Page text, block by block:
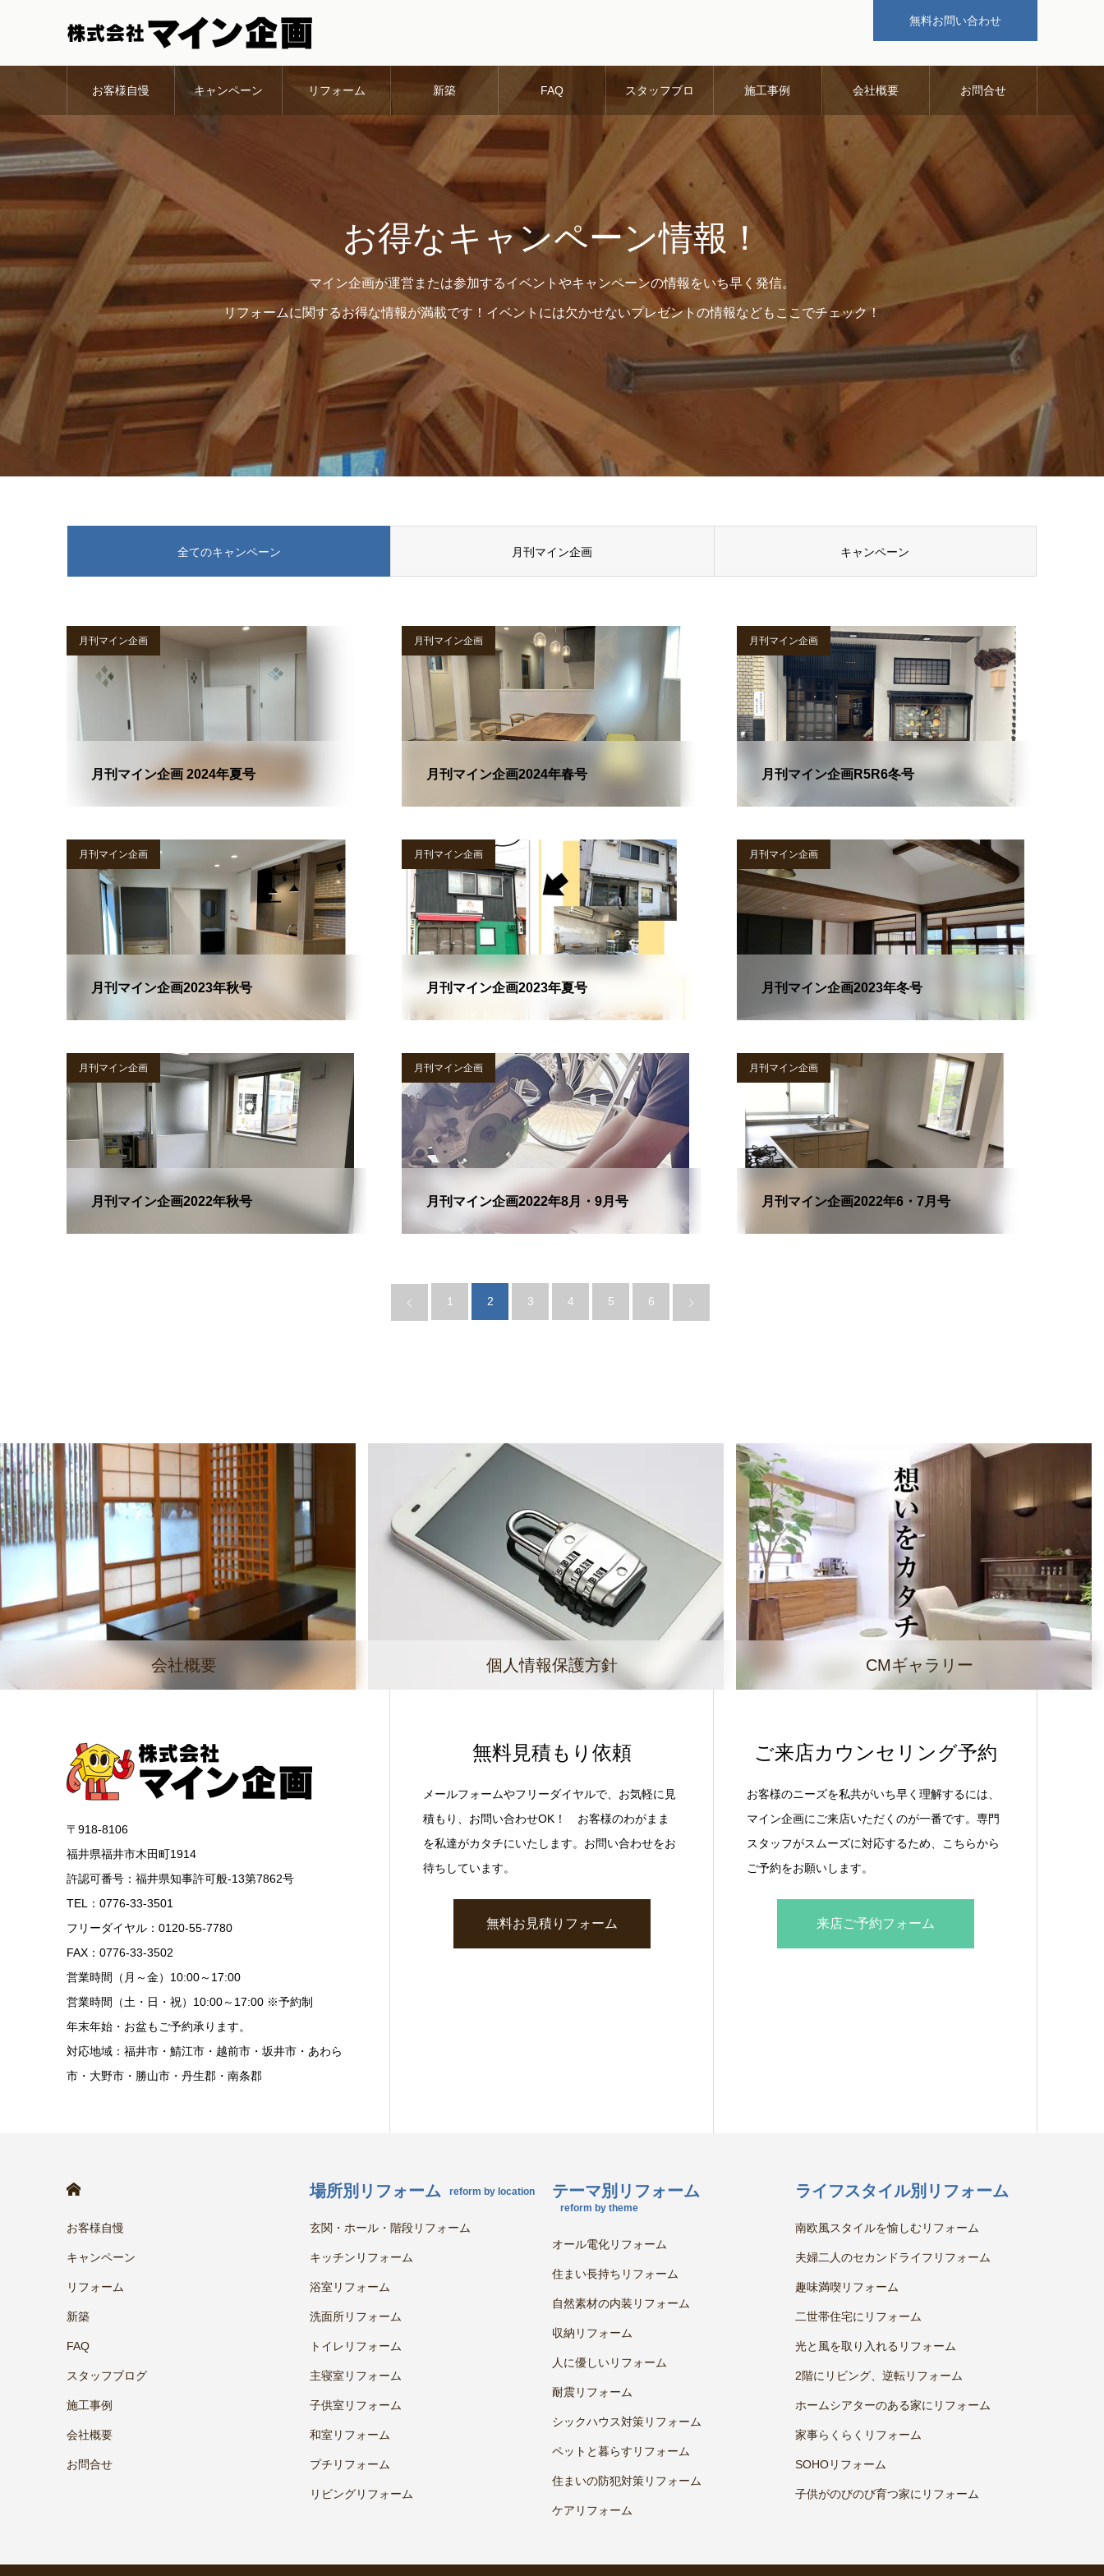
無料お問い合わせ
お客様自慢 キャンペーン リフォーム 新築 FAQ スタッフブロ 施工事例 会社概要 お問合せ
お得なキャンペーン情報！
マイン企画が運営または参加するイベントやキャンペーンの情報をいち早く発信。
リフォームに関するお得な情報が満載です！イベントには欠かせないプレゼントの情報などもここでチェック！
全てのキャンペーン 月刊マイン企画 キャンペーン
月刊マイン企画
月刊マイン企画 2024年夏号
月刊マイン企画
月刊マイン企画2024年春号
月刊マイン企画
月刊マイン企画R5R6冬号
月刊マイン企画
月刊マイン企画2023年秋号
月刊マイン企画
月刊マイン企画2023年夏号
月刊マイン企画
月刊マイン企画2023年冬号
月刊マイン企画
月刊マイン企画2022年秋号
月刊マイン企画
月刊マイン企画2022年8月・9月号
月刊マイン企画
月刊マイン企画2022年6・7月号
1 2 3 4 5 6
会社概要 個人情報保護方針 CMギャラリー
〒918-8106
福井県福井市木田町1914
許認可番号：福井県知事許可般-13第7862号
TEL：0776-33-3501
フリーダイヤル：0120-55-7780
FAX：0776-33-3502
営業時間（月～金）10:00～17:00
営業時間（土・日・祝）10:00～17:00 ※予約制
年末年始・お盆もご予約承ります。
対応地域：福井市・鯖江市・越前市・坂井市・あわら
市・大野市・勝山市・丹生郡・南条郡
無料見積もり依頼
メールフォームやフリーダイヤルで、お気軽に見
積もり、お問い合わせOK！ お客様のわがまま
を私達がカタチにいたします。お問い合わせをお
待ちしています。
無料お見積りフォーム
ご来店カウンセリング予約
お客様のニーズを私共がいち早く理解するには、
マイン企画にご来店いただくのが一番です。専門
スタッフがスムーズに対応するため、こちらから
ご予約をお願いします。
来店ご予約フォーム
お客様自慢
キャンペーン
リフォーム
新築
FAQ
スタッフブログ
施工事例
会社概要
お問合せ
場所別リフォーム reform by location
玄関・ホール・階段リフォーム
キッチンリフォーム
浴室リフォーム
洗面所リフォーム
トイレリフォーム
主寝室リフォーム
子供室リフォーム
和室リフォーム
プチリフォーム
リビングリフォーム
テーマ別リフォーム
reform by theme
オール電化リフォーム
住まい長持ちリフォーム
自然素材の内装リフォーム
収納リフォーム
人に優しいリフォーム
耐震リフォーム
シックハウス対策リフォーム
ペットと暮らすリフォーム
住まいの防犯対策リフォーム
ケアリフォーム
ライフスタイル別リフォーム
南欧風スタイルを愉しむリフォーム
夫婦二人のセカンドライフリフォーム
趣味満喫リフォーム
二世帯住宅にリフォーム
光と風を取り入れるリフォーム
2階にリビング、逆転リフォーム
ホームシアターのある家にリフォーム
家事らくらくリフォーム
SOHOリフォーム
子供がのびのび育つ家にリフォーム